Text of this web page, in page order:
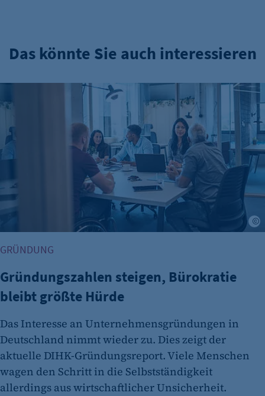
Das könnte Sie auch interessieren
Gründungszahlen steigen, Bürokratie bleibt größte Hürde
GRÜNDUNG
Gründungszahlen steigen, Bürokratie
bleibt größte Hürde
Das Interesse an Unternehmensgründungen in
Deutschland nimmt wieder zu. Dies zeigt der
aktuelle DIHK-Gründungsreport. Viele Menschen
wagen den Schritt in die Selbstständigkeit
allerdings aus wirtschaftlicher Unsicherheit.